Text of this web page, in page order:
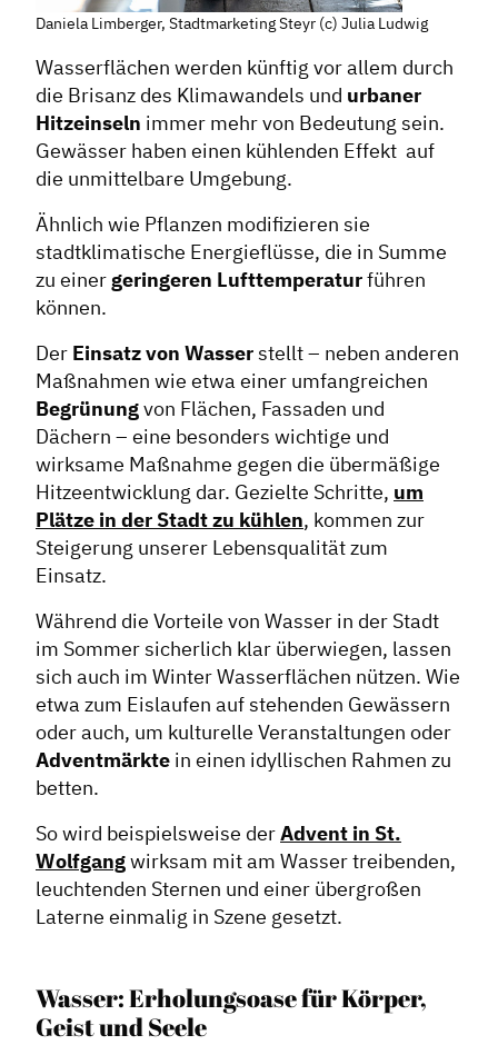
Daniela Limberger, Stadtmarketing Steyr (c) Julia Ludwig
Wasserflächen werden künftig vor allem durch
die Brisanz des Klimawandels und urbaner
Hitzeinseln immer mehr von Bedeutung sein.
Gewässer haben einen kühlenden Effekt auf
die unmittelbare Umgebung.
Ähnlich wie Pflanzen modifizieren sie
stadtklimatische Energieflüsse, die in Summe
zu einergeringeren Lufttemperaturführen
können.
Der Einsatz von Wasserstellt – neben anderen
Maßnahmen wie etwa einer umfangreichen
Begrünungvon Flächen, Fassaden und
Dächern – eine besonders wichtige und
wirksame Maßnahme gegen die übermäßige
Hitzeentwicklung dar. Gezielte Schritte, um
Plätze in der Stadt zu kühlen, kommen zur
Steigerung unserer Lebensqualität zum
Einsatz.
Während die Vorteile von Wasser in der Stadt
im Sommer sicherlich klar überwiegen, lassen
sich auch im Winter Wasserflächen nützen. Wie
etwa zum Eislaufen auf stehenden Gewässern
oder auch, um kulturelle Veranstaltungen oder
Adventmärkte in einen idyllischen Rahmen zu
betten.
So wird beispielsweise derAdvent in St.
Wolfgangwirksam mit am Wasser treibenden,
leuchtenden Sternen und einer übergroßen
Laterne einmalig in Szene gesetzt.
Wasser: Erholungsoase für Körper,
Geist und Seele